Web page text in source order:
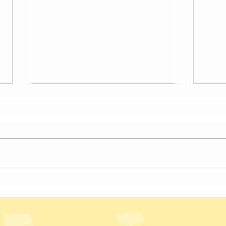
４月の様子【北越谷】